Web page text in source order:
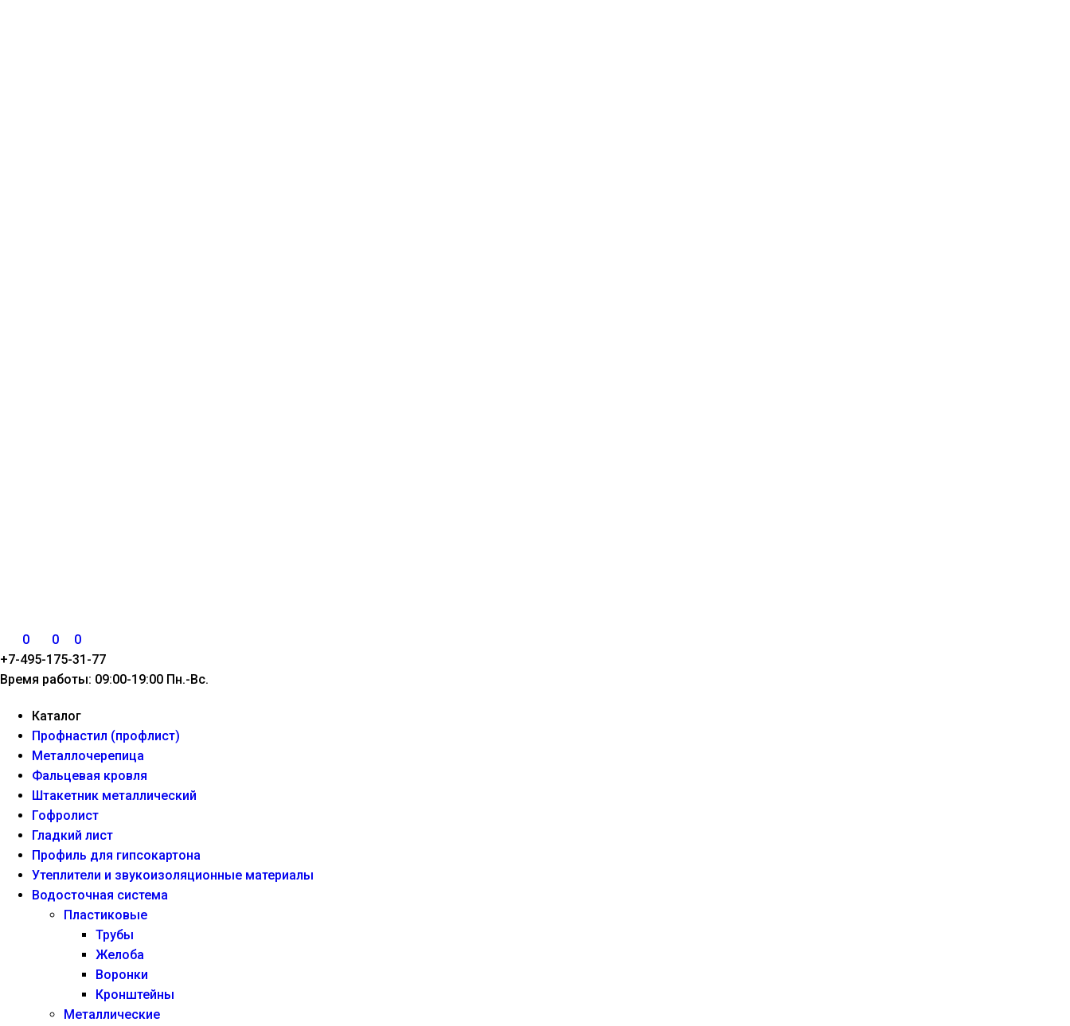
0 0
0
+7-495-175-31-77
Время работы: 09:00-19:00 Пн.-Вс.
Каталог
Профнастил (профлист)
Металлочерепица
Фальцевая кровля
Штакетник металлический
Гофролист
Гладкий лист
Профиль для гипсокартона
Утеплители и звукоизоляционные материалы
Водосточная система
Пластиковые
Трубы
Желоба
Воронки
Кронштейны
Металлические